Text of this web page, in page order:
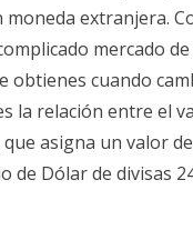
extranjera.
mercado
obtienes cuando
la relación entre el
asigna un valor
de Dólar de divisas